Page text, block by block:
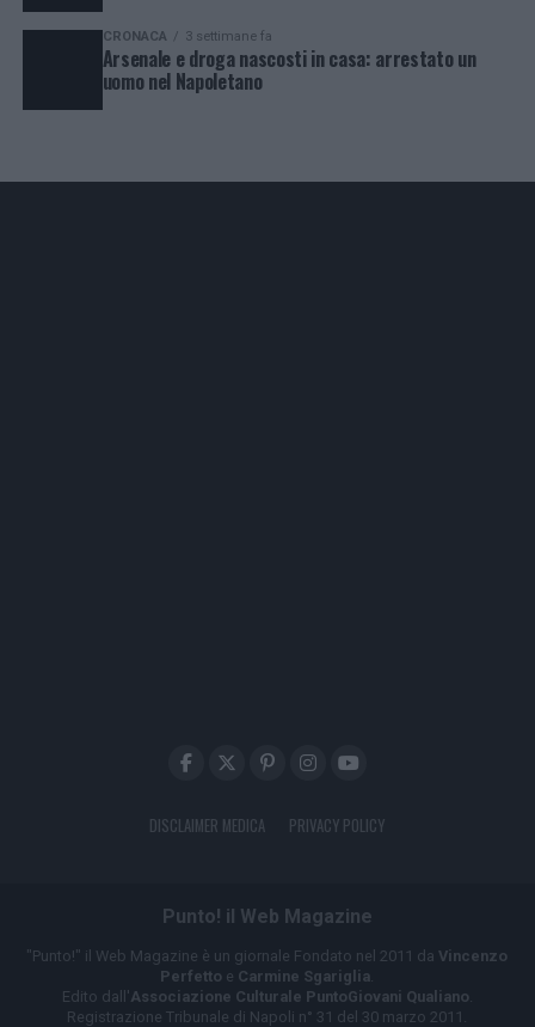
CRONACA 3 settimane fa
Arsenale e droga nascosti in casa: arrestato un
uomo nel Napoletano
DISCLAIMER MEDICA PRIVACY POLICY
Punto! il Web Magazine
"Punto!" il Web Magazine è un giornale Fondato nel 2011 da Vincenzo
Perfetto e Carmine Sgariglia
Edito dall'Associazione Culturale PuntoGiovani Qualiano
Registrazione Tribunale di Napoli n° 31 del 30 marzo 2011.